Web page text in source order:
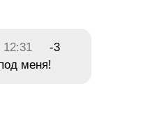
-3
меня!